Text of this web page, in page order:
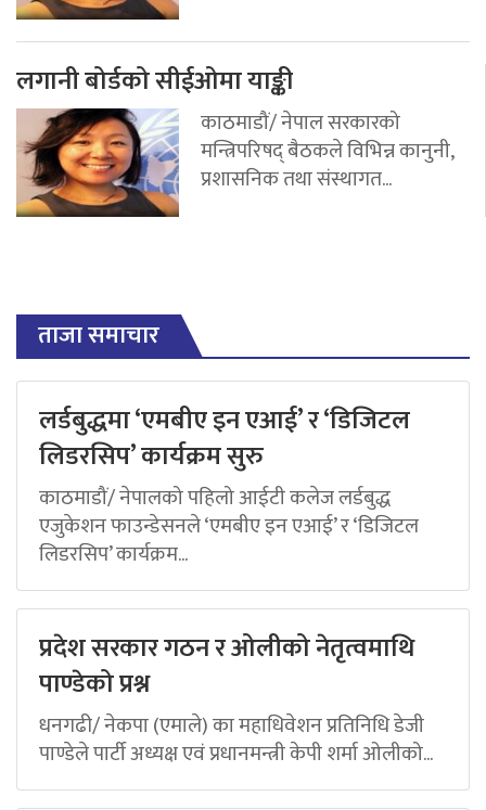
लगानी बोर्डको सीईओमा याङ्की
काठमाडौं/ नेपाल सरकारको
मन्त्रिपरिषद् बैठकले विभिन्न कानुनी,
प्रशासनिक तथा संस्थागत...
ताजा समाचार
लर्डबुद्धमा ‘एमबीए इन एआई’ र ‘डिजिटल
लिडरसिप’ कार्यक्रम सुरु
काठमाडौं/ नेपालको पहिलो आईटी कलेज लर्डबुद्ध
एजुकेशन फाउन्डेसनले ‘एमबीए इन एआई’ र ‘डिजिटल
लिडरसिप’ कार्यक्रम...
प्रदेश सरकार गठन र ओलीको नेतृत्वमाथि
पाण्डेको प्रश्न
धनगढी/ नेकपा (एमाले) का महाधिवेशन प्रतिनिधि डेजी
पाण्डेले पार्टी अध्यक्ष एवं प्रधानमन्त्री केपी शर्मा ओलीको...